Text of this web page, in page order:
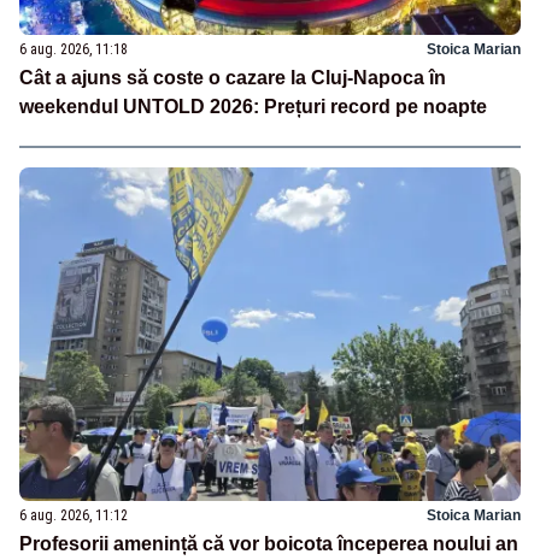
6 aug. 2026, 11:18 Stoica Marian
Cât a ajuns să coste o cazare la Cluj-Napoca în
weekendul UNTOLD 2026: Prețuri record pe noapte
6 aug. 2026, 11:12 Stoica Marian
Profesorii amenință că vor boicota începerea noului an